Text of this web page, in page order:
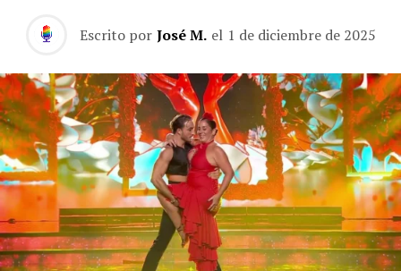
Escrito por José M. el 1 de diciembre de 2025